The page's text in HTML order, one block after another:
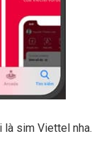
là sim Viettel nha.